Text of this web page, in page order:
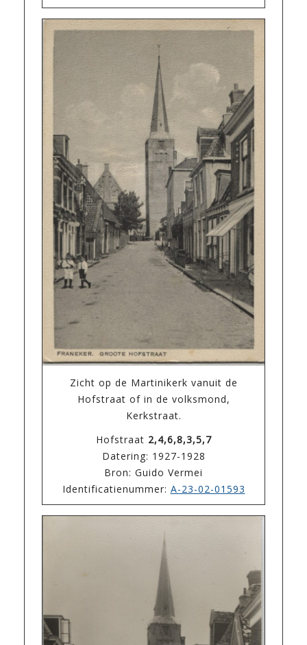
Zicht op de Martinikerk vanuit de
Hofstraat of in de volksmond,
Kerkstraat.
Hofstraat 2,4,6,8,3,5,7
Datering: 1927-1928
Bron: Guido Vermei
Identificatienummer: A-23-02-01593